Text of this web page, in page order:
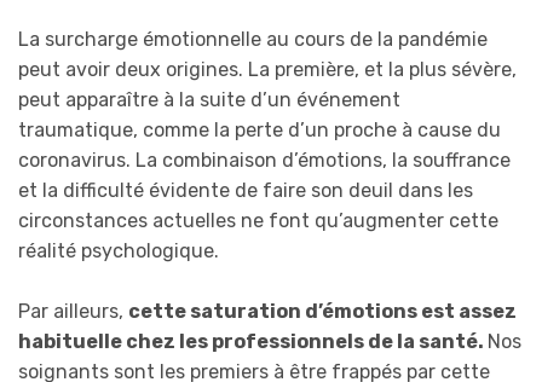
La surcharge émotionnelle au cours de la pandémie
peut avoir deux origines. La première, et la plus sévère,
peut apparaître à la suite d’un événement
traumatique, comme la perte d’un proche à cause du
coronavirus. La combinaison d’émotions, la souffrance
et la difficulté évidente de faire son deuil dans les
circonstances actuelles ne font qu’augmenter cette
réalité psychologique.
Par ailleurs, cette saturation d’émotions est assez
habituelle chez les professionnels de la santé. Nos
soignants sont les premiers à être frappés par cette